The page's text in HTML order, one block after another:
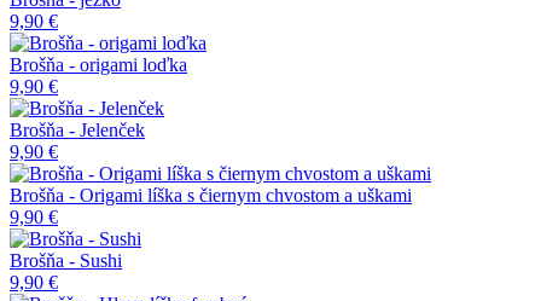
9,90 €
Brošňa - origami loďka
9,90 €
Brošňa - Jelenček
9,90 €
Brošňa - Origami líška s čiernym chvostom a uškami
9,90 €
Brošňa - Sushi
9,90 €